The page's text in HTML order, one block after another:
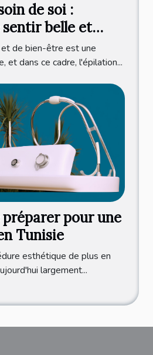
de soi :
belle et
de bien-être est une
et dans ce cadre, l'épilation...
pour une
Tunisie
esthétique de plus en
largement...